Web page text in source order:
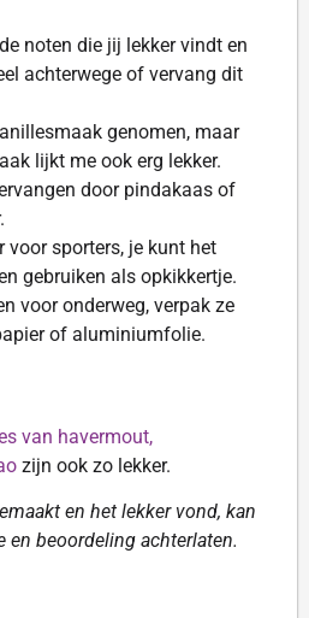
noten die jij lekker vindt en
achterwege of vervang dit
genomen, maar
lijkt me ook erg lekker.
door pindakaas of
voor sporters, je kunt het
gebruiken als opkikkertje.
voor onderweg, verpak ze
of aluminiumfolie.
van havermout,
zijn ook zo lekker.
en het lekker vond, kan
en beoordeling achterlaten.